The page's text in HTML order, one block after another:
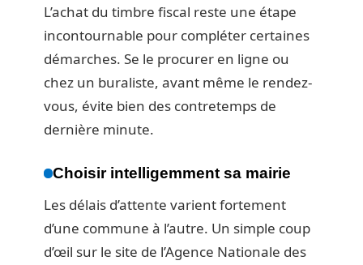
L’achat du timbre fiscal reste une étape
incontournable pour compléter certaines
démarches. Se le procurer en ligne ou
chez un buraliste, avant même le rendez-
vous, évite bien des contretemps de
dernière minute.
Choisir intelligemment sa mairie
Les délais d’attente varient fortement
d’une commune à l’autre. Un simple coup
d’œil sur le site de l’Agence Nationale des